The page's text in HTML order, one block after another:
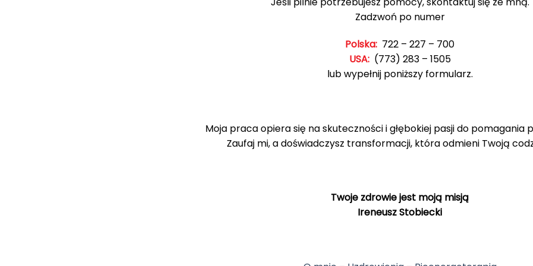
Zadzwoń po numer
Polska: 722 – 227 – 700
USA:(773) 283 – 1505
lub wypełnij poniższy formularz.
Moja praca opiera się na skuteczności i głębokiej pasji do pomagania
Zaufaj mi, a doświadczysz transformacji, która odmieni Twoją
Twoje zdrowie jest moją misją
Ireneusz Stobiecki